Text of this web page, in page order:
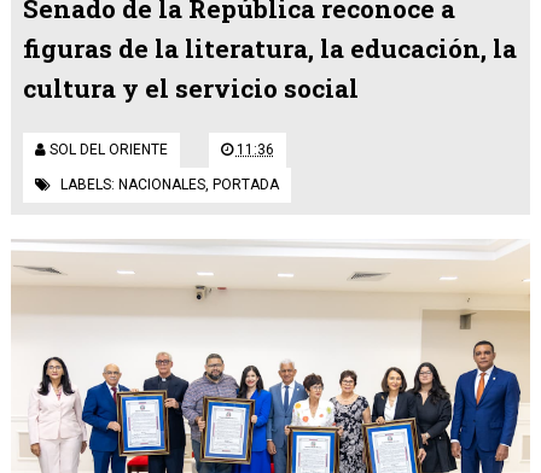
Senado de la República reconoce a
figuras de la literatura, la educación, la
cultura y el servicio social
SOL DEL ORIENTE 11:36
LABELS: NACIONALES, PORTADA